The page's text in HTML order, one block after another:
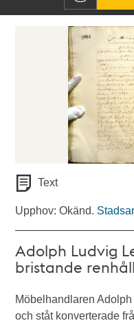
Text
Upphov: Okänd.
Adolph Ludvig
bristande
Möbelhandlaren
och ståt konverterade